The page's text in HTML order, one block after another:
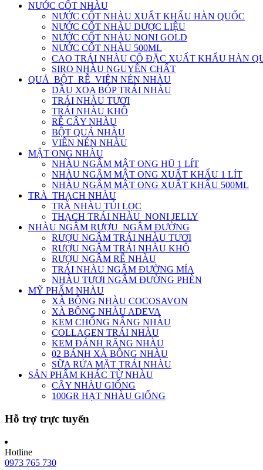
NƯỚC CỐT NHÀU
NƯỚC CỐT NHÀU XUẤT KHẨU HÀN QUỐC
NƯỚC CỐT NHÀU DƯỢC LIỆU
NƯỚC CỐT NHÀU NONI GOLD
NƯỚC CỐT NHÀU 500ML
CAO TRÁI NHÀU CÔ ĐẶC XUẤT KHẨU HÀN
SIRO NHÀU NGUYÊN CHẤT
QUẢ_BỘT_RỄ_VIÊN NÉN NHÀU
DẦU XOA BÓP TRÁI NHÀU
TRÁI NHÀU TƯƠI
TRÁI NHÀU KHÔ
RỄ CÂY NHÀU
BỘT QUẢ NHÀU
VIÊN NÉN NHÀU
MẬT ONG NHÀU
NHÀU NGÂM MẬT ONG HŨ 1 LÍT
NHÀU NGÂM MẬT ONG XUẤT KHẨU 1 LÍT
NHÀU NGÂM MẬT ONG XUẤT KHẨU 500ML
TRÀ_THẠCH NHÀU
TRÀ NHÀU TÚI LỌC
THẠCH TRÁI NHÀU_NONI JELLY
NHÀU NGÂM RƯỢU_NGÂM ĐƯỜNG
RƯỢU NGÂM TRÁI NHÀU TƯƠI
RƯỢU NGÂM TRÁI NHÀU KHÔ
RƯỢU NGÂM RỄ NHÀU
TRÁI NHÀU NGÂM ĐƯỜNG MÍA
NHÀU TƯƠI NGÂM ĐƯỜNG PHÈN
MỸ PHẨM NHÀU
XÀ BÔNG NHÀU COCOSAVON
XÀ BÔNG NHÀU ADEVA
KEM CHỐNG NẮNG NHÀU
COLLAGEN TRÁI NHÀU
KEM ĐÁNH RĂNG NHÀU
02 BÁNH XÀ BÔNG NHÀU
SỮA RỬA MẶT TRÁI NHÀU
SẢN PHẨM KHÁC TỪ NHÀU
CÂY NHÀU GIỐNG
100GR HẠT NHÀU GIỐNG
Hỗ trợ trực tuyến
Hotline
0973 765 730